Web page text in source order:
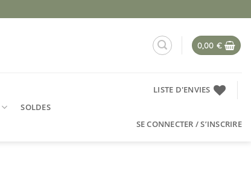
0,00 €
SOLDES
LISTE D'ENVIES
SE CONNECTER / S’INSCRIRE